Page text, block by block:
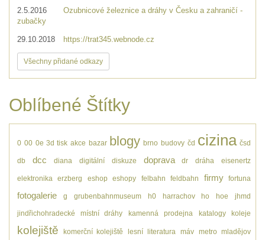
2.5.2016
Ozubnicové železnice a dráhy v Česku a zahraničí -
zubačky
29.10.2018 https://trat345.webnode.cz
Všechny přidané odkazy
Oblíbené Štítky
0 00 0e 3d tisk akce bazar blogy brno budovy čd cizina čsd
db dcc diana digitální diskuze doprava dr dráha eisenertz
elektronika erzberg eshop eshopy felbahn feldbahn firmy fortuna
fotogalerie g grubenbahnmuseum h0 harrachov ho hoe jhmd
jindřichohradecké místní dráhy kamenná prodejna katalogy koleje
kolejiště komerční kolejiště lesní literatura máv metro mladějov